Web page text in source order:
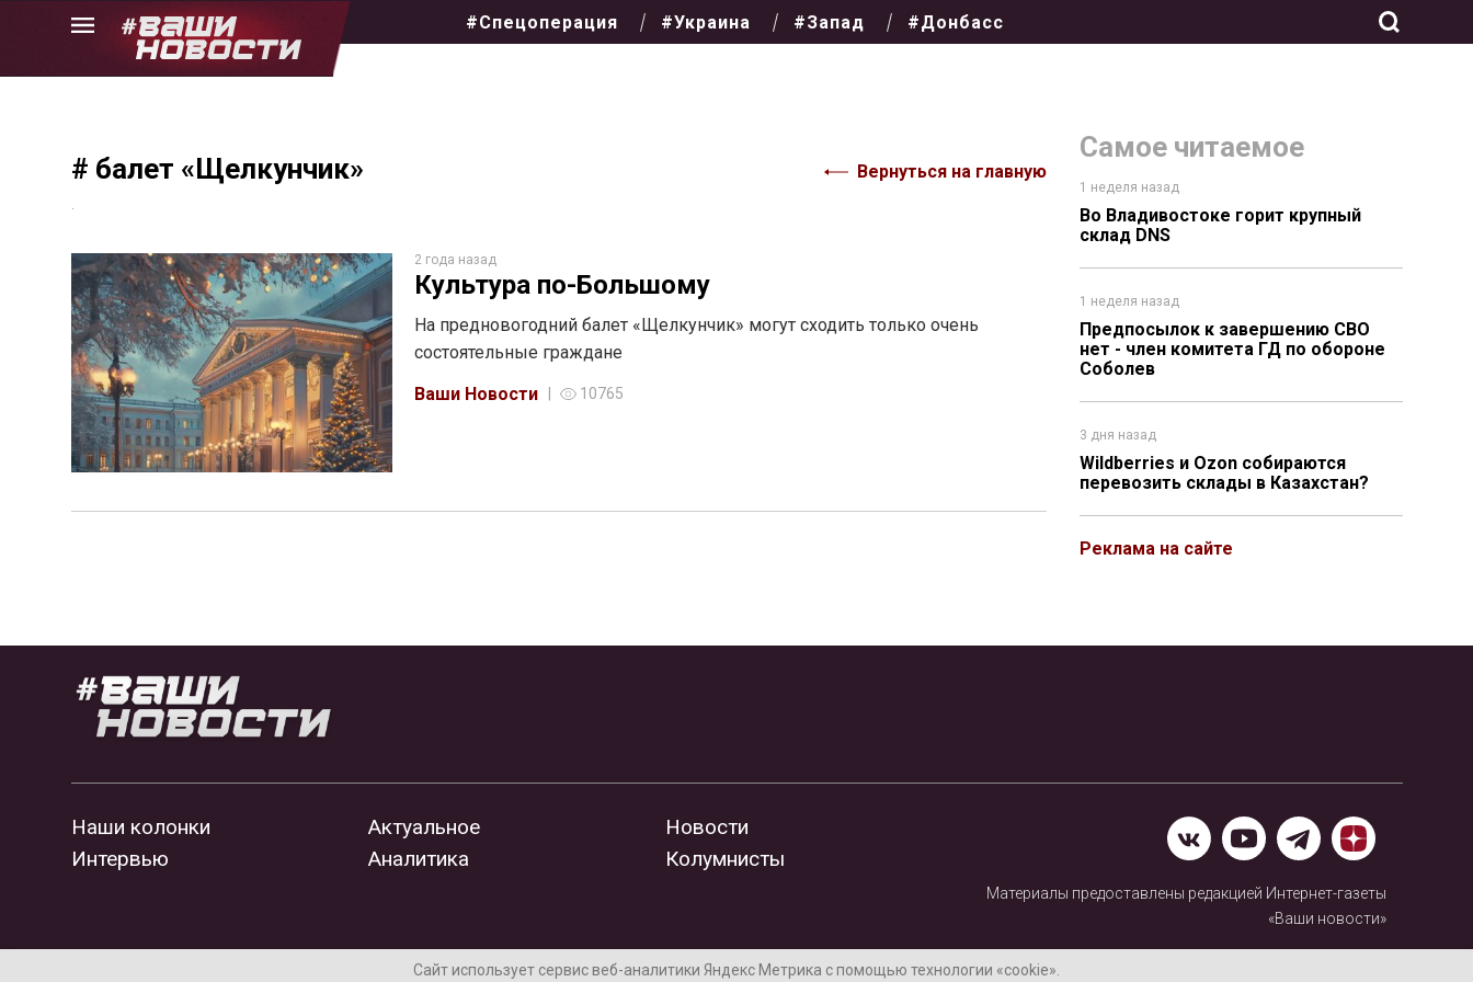
Skip
#Спецоперация #Украина #Запад #Донбасс
# балет «Щелкунчик» Вернуться на главную
2 года назад
Культура по-Большому
На предновогодний балет «Щелкунчик» могут сходить только очень
состоятельные граждане
Ваши Новости
10765
Самое читаемое
1 неделя назад
Во Владивостоке горит крупный
склад DNS
1 неделя назад
Предпосылок к завершению СВО
нет - член комитета ГД по обороне
Соболев
3 дня назад
Wildberries и Ozon собираются
перевозить склады в Казахстан?
Реклама на сайте
Наши колонки
Интервью
Актуальное
Аналитика
Новости
Колумнисты
Материалы предоставлены редакцией Интернет-газеты
«Ваши новости»
Нашли ошибку? Выделите ее и нажмите Ctrl+Enter
Сайт использует сервис веб-аналитики Яндекс Метрика с помощью технологии «cookie».